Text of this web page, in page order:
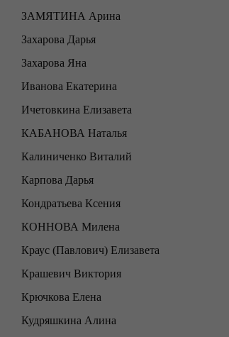
ЗАМЯТИНА Арина
Захарова Дарья
Захарова Яна
Иванова Екатерина
Ичетовкина Елизавета
КАБАНОВА Наталья
Калиниченко Виталий
Карпова Дарья
Кондратьева Ксения
КОННОВА Милена
Краус (Павлович) Елизавета
Крашевич Виктория
Крючкова Елена
Кудряшкина Алина